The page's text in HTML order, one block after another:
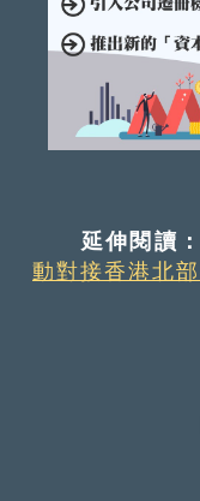
延伸閱讀：
動對接香港北